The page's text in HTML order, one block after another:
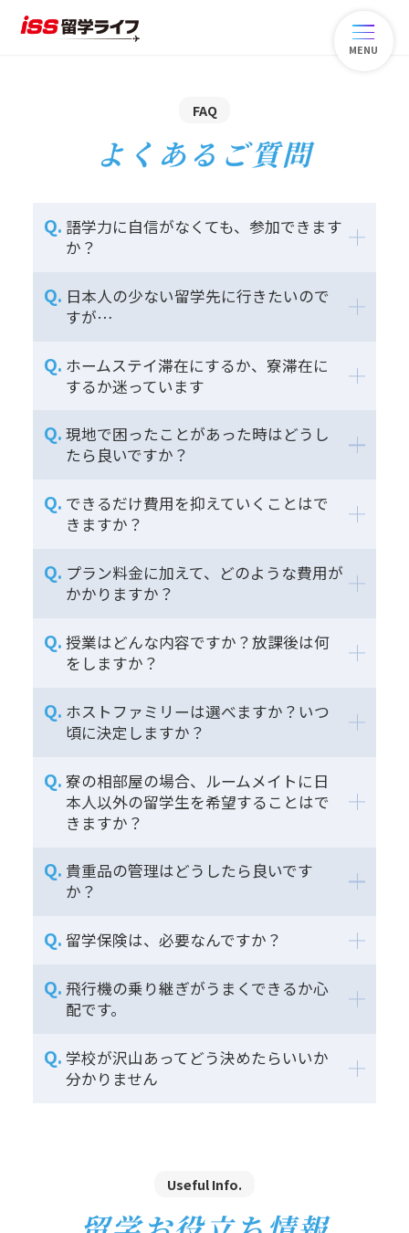
MENU
FAQ
よくあるご質問
語学力に自信がなくても、参加できます
か？
日本人の少ない留学先に行きたいので
すが…
ホームステイ滞在にするか、寮滞在に
するか迷っています
現地で困ったことがあった時はどうし
たら良いですか？
できるだけ費用を抑えていくことはで
きますか？
プラン料金に加えて、どのような費用が
かかりますか？
授業はどんな内容ですか？放課後は何
をしますか？
ホストファミリーは選べますか？いつ
頃に決定しますか？
寮の相部屋の場合、ルームメイトに日
本人以外の留学生を希望することはで
きますか？
貴重品の管理はどうしたら良いです
か？
留学保険は、必要なんですか？
飛行機の乗り継ぎがうまくできるか心
配です。
学校が沢山あってどう決めたらいいか
分かりません
Useful Info.